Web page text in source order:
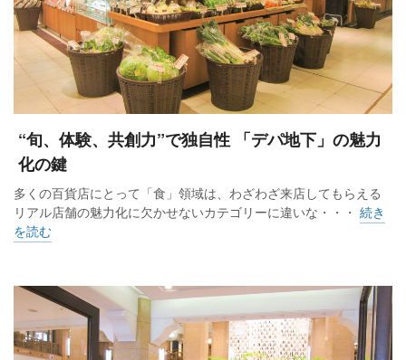
“旬、体験、共創力”で独自性 「デパ地下」の魅力
化の鍵
多くの百貨店にとって「食」領域は、わざわざ来店してもらえる
リアル店舗の魅力化に欠かせないカテゴリーに違いな・・・ 続き
を読む